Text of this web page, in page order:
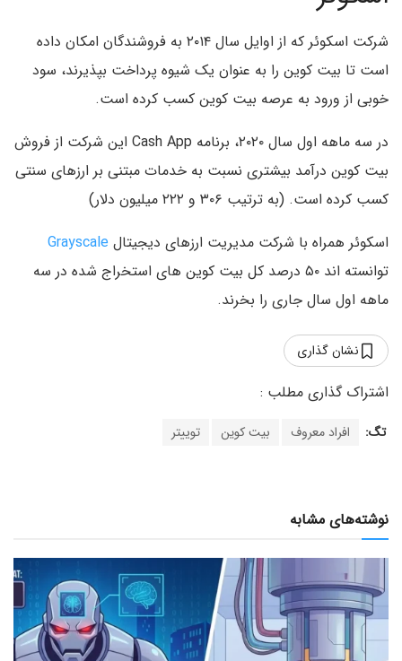
شرکت اسکوئر که از اوایل سال ۲۰۱۴ به فروشندگان امکان داده
است تا بیت کو‌ین را به عنوان یک شیوه پرداخت بپذیرند، سود
خوبی از ورود به عرصه بیت کو‌ین کسب کرده است.
در سه ماهه اول سال ۲۰۲۰، برنامه Cash App این شرکت از فروش
بیت کو‌ین درآمد بیشتری نسبت به خدمات مبتنی بر ارزهای سنتی
کسب کرده است. (به ترتیب ۳۰۶ و ۲۲۲ میلیون دلار)
اسکوئر همراه با شرکت مدیریت ارزهای دیجیتال Grayscale
توانسته اند ۵۰ درصد کل بیت کو‌ین های استخراج شده در سه
ماهه اول سال جاری را بخرند.
نشان گذاری
تگ: افراد معروف بیت کوین توییتر
نوشته‌های مشابه